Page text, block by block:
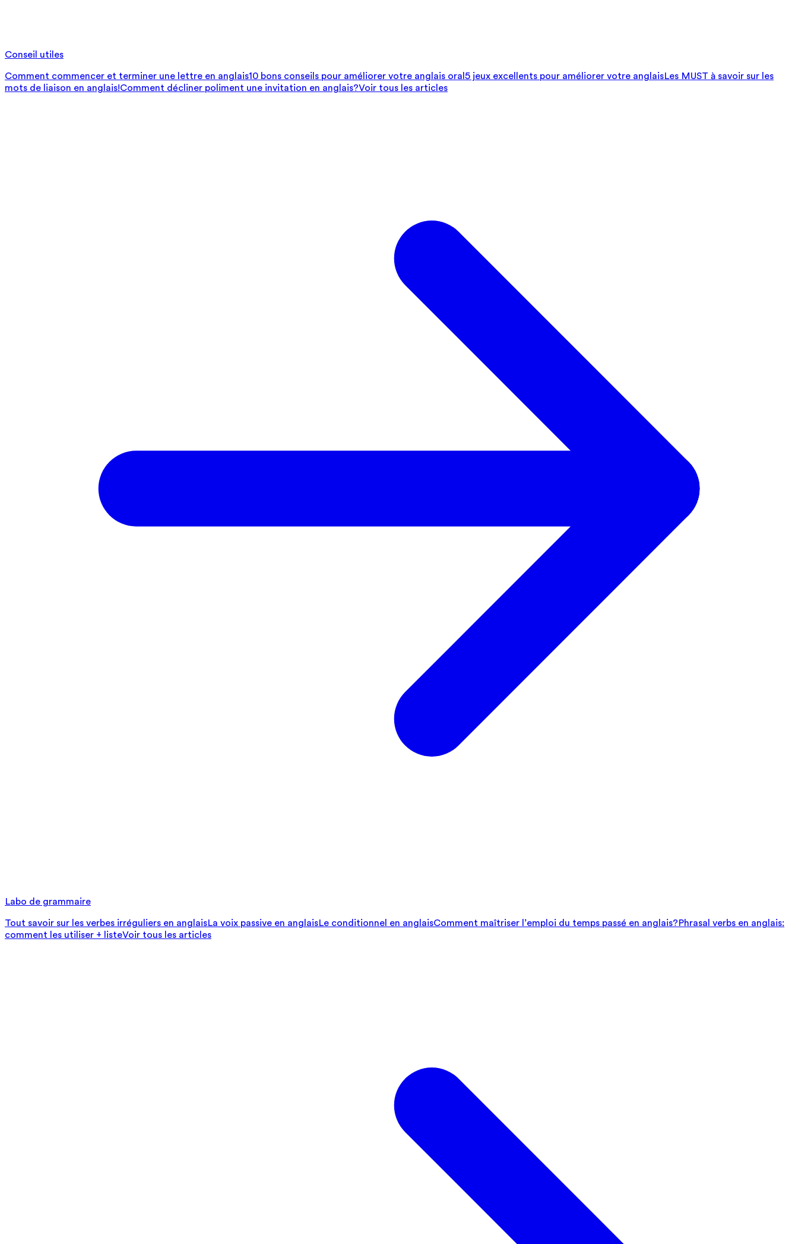
Conseil utiles
Comment commencer et terminer une lettre en anglais10 bons conseils pour améliorer votre anglais oral 5 jeux excellents pour améliorer votre anglaisLes MUST à savoir sur les
mots de liaison en anglais!Comment décliner poliment une invitation en anglais?Voir tous les articles
Labo de grammaire
Tout savoir sur les verbes irréguliers en anglaisLa voix passive en anglaisLe conditionnel en anglaisComment maîtriser l’emploi du temps passé en anglais?Phrasal verbs en anglais:
comment les utiliser + listeVoir tous les articles